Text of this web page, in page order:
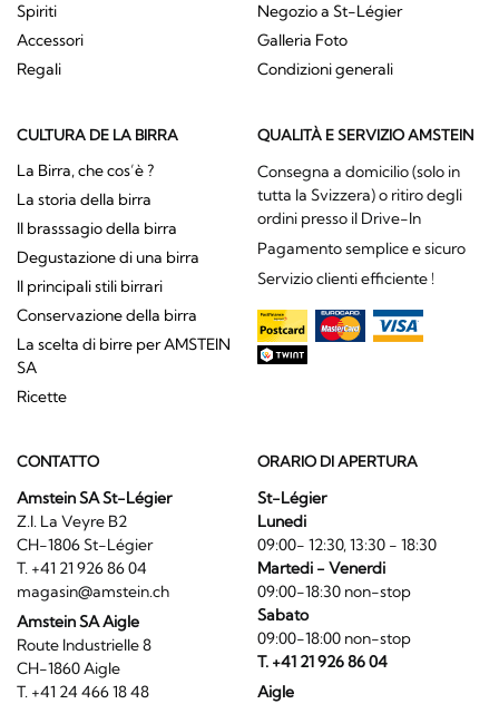
Spiriti
Accessori
Regali
Negozio a St-Légier
Galleria Foto
Condizioni generali
CULTURA DE LA BIRRA
La Birra, che cos’è ?
La storia della birra
Il brasssagio della birra
Degustazione di una birra
Il principali stili birrari
Conservazione della birra
La scelta di birre per AMSTEIN
SA
Ricette
QUALITÀ E SERVIZIO AMSTEIN
Consegna a domicilio (solo in
tutta la Svizzera) o ritiro degli
ordini presso il Drive-In
Pagamento semplice e sicuro
Servizio clienti efficiente !
CONTATTO
Amstein SA St-Légier
Z.I. La Veyre B2
CH-1806 St-Légier
T. +41 21 926 86 04
magasin@amstein.ch
Amstein SA Aigle
Route Industrielle 8
CH-1860 Aigle
T. +41 24 466 18 48
ORARIO DI APERTURA
St-Légier
Lunedi
09:00- 12:30, 13:30 - 18:30
Martedi - Venerdi
09:00-18:30 non-stop
Sabato
09:00-18:00 non-stop
T. +41 21 926 86 04
Aigle